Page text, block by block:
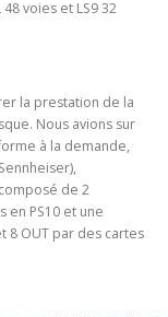
voies et LS9 32
la prestation de la
Nous avions sur
à la demande,
de 2
en PS10 et une
8 OUT par des cartes